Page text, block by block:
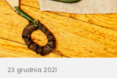
23 grudnia 2021